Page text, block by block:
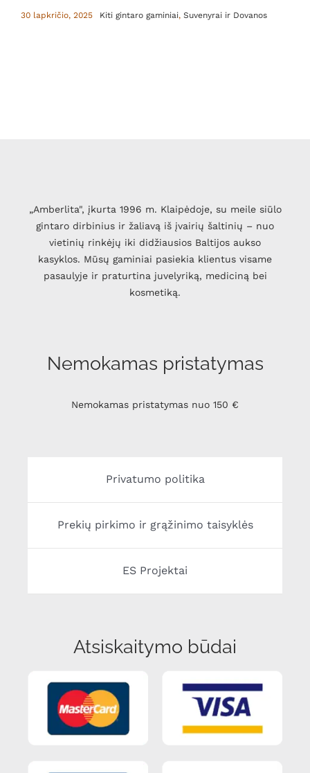
30 lapkričio, 2025 Kiti gintaro gaminiai, Suvenyrai ir Dovanos
„Amberlita", įkurta 1996 m. Klaipėdoje, su meile siūlo
gintaro dirbinius ir žaliavą iš įvairių šaltinių – nuo
vietinių rinkėjų iki didžiausios Baltijos aukso
kasyklos. Mūsų gaminiai pasiekia klientus visame
pasaulyje ir praturtina juvelyriką, mediciną bei
kosmetiką.
Nemokamas pristatymas
Nemokamas pristatymas nuo 150 €
Privatumo politika
Prekių pirkimo ir grąžinimo taisyklės
ES Projektai
Atsiskaitymo būdai